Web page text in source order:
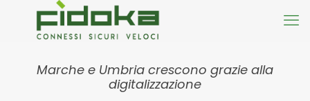
Marche e Umbria crescono grazie alla
digitalizzazione